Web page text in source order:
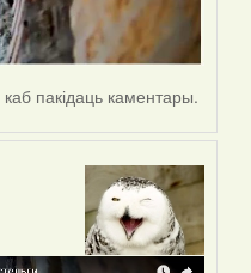
каб пакідаць каментары.